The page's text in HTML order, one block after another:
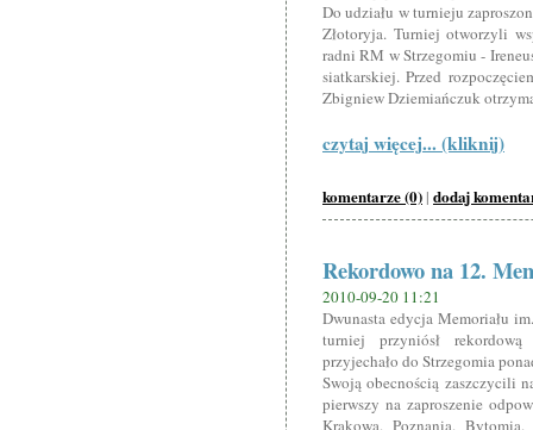
Do udziału w turnieju
Złotoryja. Turniej otworzyli
radni RM w Strzegomiu -
siatkarskiej. Przed
Zbigniew Dziemiańczuk
czytaj więcej... (kliknij)
komentarze (0) | dodaj
Rekordowo na 12.
2010-09-20 11:21
Dwunasta edycja Memoriału
turniej przyniósł
przyjechało do Strzegomia
Swoją obecnością zaszczycili
pierwszy na zaproszenie
Krakowa, Poznania,